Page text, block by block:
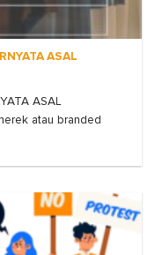
ASAL
ASAL
atau branded